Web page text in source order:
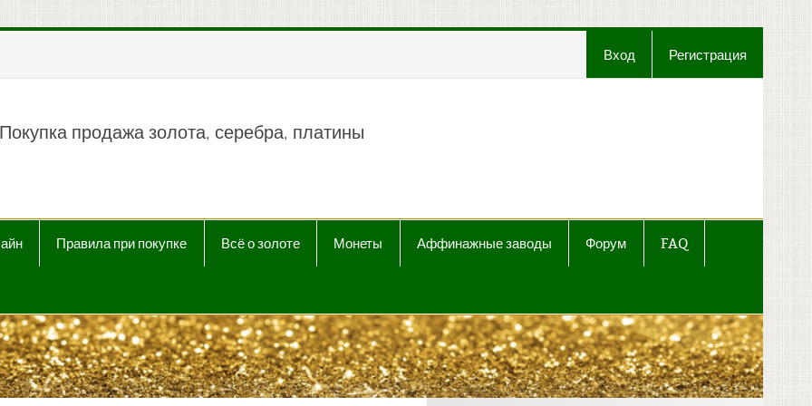
Вход Регистрация
продать Au, Ag, Pt
Покупка продажа золота, серебра, платины
Правила при покупке Всё о золоте Монеты Аффинажные заводы Форум FAQ